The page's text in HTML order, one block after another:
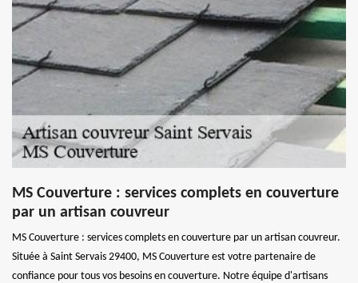
MS Couverture : services complets en couverture
par un artisan couvreur
MS Couverture : services complets en couverture par un artisan couvreur.
Située à Saint Servais 29400, MS Couverture est votre partenaire de
confiance pour tous vos besoins en couverture. Notre équipe d'artisans